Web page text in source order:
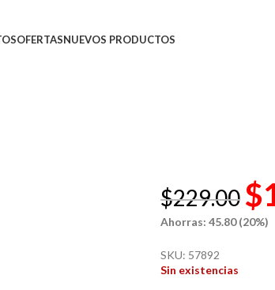
OFERTASNUEVOS PRODUCTOS
$229.00 $
Ahorras: 45.80 (20%)
SKU: 57892
Sin existencias